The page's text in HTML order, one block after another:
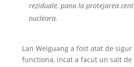
reziduale, pana la protejarea
nucleara.
Lan Weiguang a fost atat de
functiona, incat a facut un salt